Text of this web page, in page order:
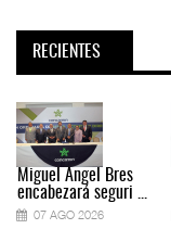
RECIENTES
Miguel Ángel Bres
encabezará seguri ...
07 AGO 2026